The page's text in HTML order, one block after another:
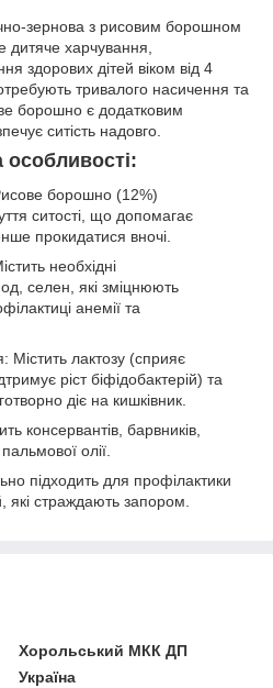
зернова з рисовим борошном
дитяче харчування,
здорових дітей віком від 4
тривалого насичення та
борошно є додатковим
ситість надовго.
особливості:
борошно (12%)
ситості, що допомагає
прокидатися вночі.
необхідні
селен, які зміцнюють
анемії та
лактозу (сприяє
ріст біфідобактерій) та
діє на кишківник.
консервантів, барвників,
олії.
підходить для профілактики
які страждають запором.
Хорольський МКК ДП
Україна